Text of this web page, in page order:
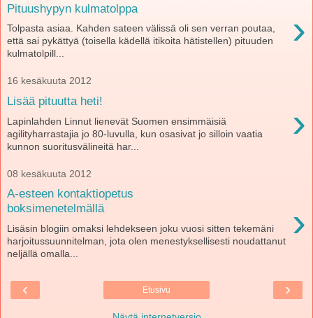
Pituushypyn kulmatolppa ›
Tolpasta asiaa. Kahden sateen välissä oli sen verran poutaa,
että sai pykättyä (toisella kädellä itikoita hätistellen) pituuden
kulmatolpill...
16 kesäkuuta 2012
Lisää pituutta heti! ›
Lapinlahden Linnut lienevät Suomen ensimmäisiä
agilityharrastajia jo 80-luvulla, kun osasivat jo silloin vaatia
kunnon suoritusvälineitä har...
08 kesäkuuta 2012
A-esteen kontaktiopetus
boksimenetelmällä
›
Lisäsin blogiin omaksi lehdekseen joku vuosi sitten tekemäni
harjoitussuunnitelman, jota olen menestyksellisesti noudattanut
neljällä omalla...
‹ ›
Etusivu